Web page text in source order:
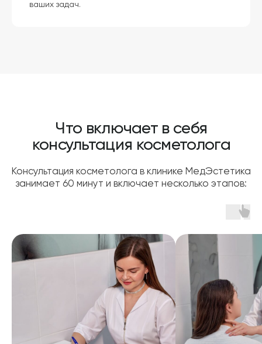
ваших задач.
возвращаются к нам снова
Большой опыт врачей и ассистентов позволяет
ВРАЧИ С МНОГОЛЕТНЕМ
ОПЫТОМ РАБОТЫ
Двойной контроль стерилизации,
обработки оборудования и экспертизы
предоставления медицинских услуг
БЕЗОПАСНОСТЬ И